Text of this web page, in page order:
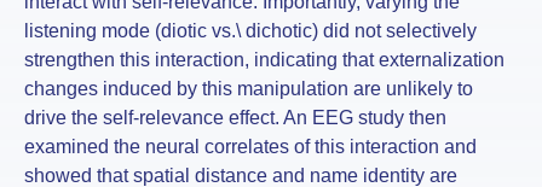
listening mode (diotic vs.\ dichotic) did not selectively
strengthen this interaction, indicating that externalization
changes induced by this manipulation are unlikely to
drive the self-relevance effect. An EEG study then
examined the neural correlates of this interaction and
showed that spatial distance and name identity are